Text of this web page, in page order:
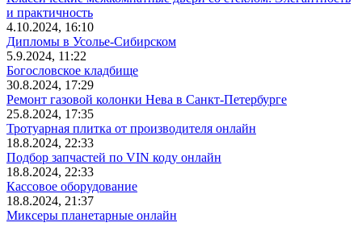
и практичность
4.10.2024, 16:10
Дипломы в Усолье-Сибирском
5.9.2024, 11:22
Богословское кладбище
30.8.2024, 17:29
Ремонт газовой колонки Нева в Санкт-Петербурге
25.8.2024, 17:35
Тротуарная плитка от производителя онлайн
18.8.2024, 22:33
Подбор запчастей по VIN коду онлайн
18.8.2024, 22:33
Кассовое оборудование
18.8.2024, 21:37
Миксеры планетарные онлайн